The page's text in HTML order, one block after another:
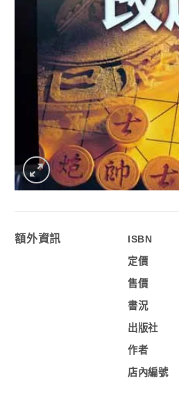
額外資訊 ISBN
定價
售價
書況
出版社
作者
店內編號